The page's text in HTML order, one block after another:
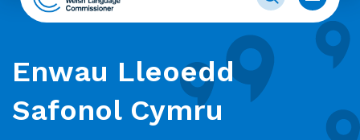
Enwau Lleoedd
Safonol Cymru